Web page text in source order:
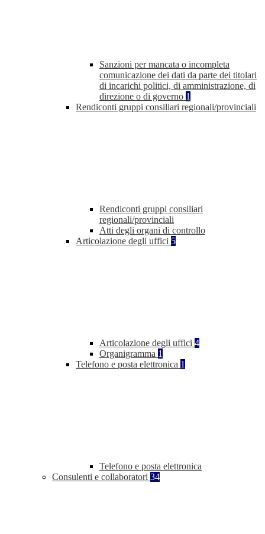
Sanzioni per mancata o incompleta
comunicazione dei dati da parte dei titolari
di incarichi politici, di amministrazione, di
direzione o di governo 1
Rendiconti gruppi consiliari regionali/provinciali
Rendiconti gruppi consiliari
regionali/provinciali
Atti degli organi di controllo
Articolazione degli uffici 5
Articolazione degli uffici 4
Organigramma 1
Telefono e posta elettronica 1
Telefono e posta elettronica
Consulenti e collaboratori 34